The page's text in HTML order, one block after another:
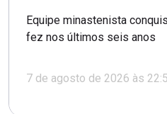
Equipe minastenista
fez nos últimos seis anos
7 de agosto de 2026 às